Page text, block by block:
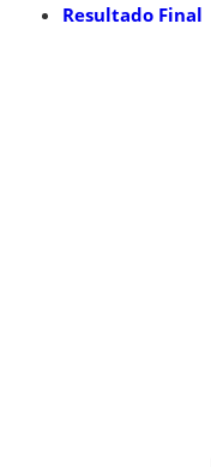
Resultado Final